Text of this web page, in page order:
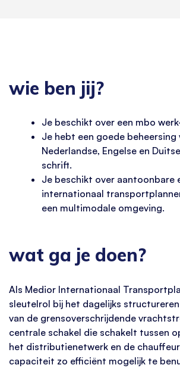
wie ben jij?
Je beschikt over een mbo
Je hebt een goede beheersing
Nederlandse, Engelse en
schrift.
Je beschikt over aantoonbare
internationaal
een multimodale omgeving.
wat ga je doen?
Als Medior Internationaal
sleutelrol bij het dagelijks
van de grensoverschrijdende
centrale schakel die schakelt tussen
het distributienetwerk en de
capaciteit zo efficiënt mogelijk te